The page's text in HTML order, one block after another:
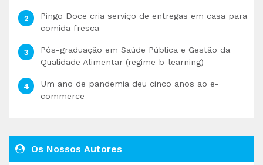
Pingo Doce cria serviço de entregas em casa para
comida fresca
Pós-graduação em Saúde Pública e Gestão da
Qualidade Alimentar (regime b-learning)
Um ano de pandemia deu cinco anos ao e-
commerce
Os Nossos Autores